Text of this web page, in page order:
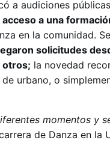
a audiciones
a una
en la comunidad.
solicitudes
otros; la novedad
urbano, o
momentos y
de Danza en la